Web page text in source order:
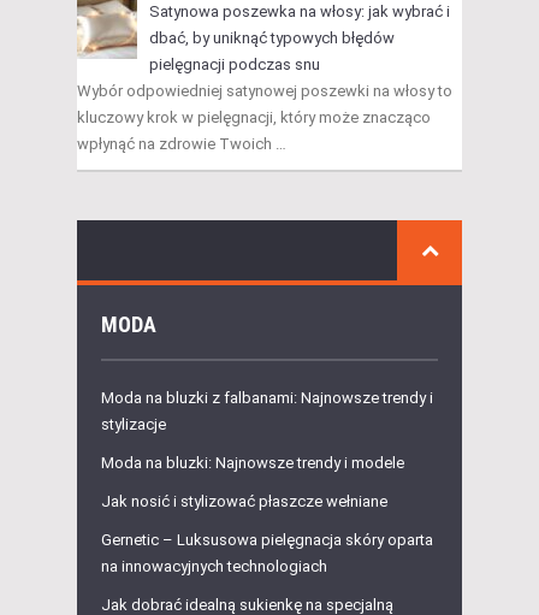
Satynowa poszewka na włosy: jak wybrać i
dbać, by uniknąć typowych błędów
pielęgnacji podczas snu
Wybór odpowiedniej satynowej poszewki na włosy to
kluczowy krok w pielęgnacji, który może znacząco
wpłynąć na zdrowie Twoich …
MODA
Moda na bluzki z falbanami: Najnowsze trendy i
stylizacje
Moda na bluzki: Najnowsze trendy i modele
Jak nosić i stylizować płaszcze wełniane
Gernetic – Luksusowa pielęgnacja skóry oparta
na innowacyjnych technologiach
Jak dobrać idealną sukienkę na specjalną